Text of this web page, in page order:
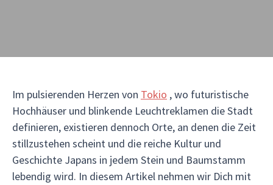
Im pulsierenden Herzen von Tokio , wo futuristische
Hochhäuser und blinkende Leuchtreklamen die Stadt
definieren, existieren dennoch Orte, an denen die Zeit
stillzustehen scheint und die reiche Kultur und
Geschichte Japans in jedem Stein und Baumstamm
lebendig wird. In diesem Artikel nehmen wir Dich mit